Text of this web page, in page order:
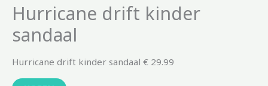
Hurricane drift kinder
sandaal
Hurricane drift kinder sandaal € 29.99